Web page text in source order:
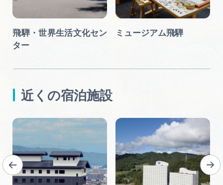
飛騨・世界生活文化セン
ター
ミュージアム飛騨
近くの宿泊施設